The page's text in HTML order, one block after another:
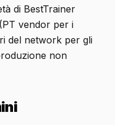
di BestTrainer
vendor per i
del network per gli
non